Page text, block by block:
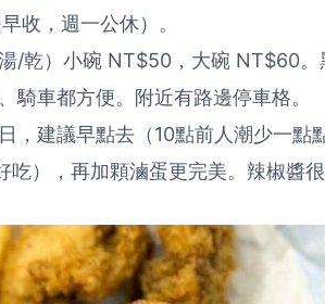
收，週一公休）。
/乾）小碗 NT$50，大碗 NT$60。
騎車都方便。附近有路邊停車格。
，建議早點去（10點前人潮少一點
），再加顆滷蛋更完美。辣椒醬很